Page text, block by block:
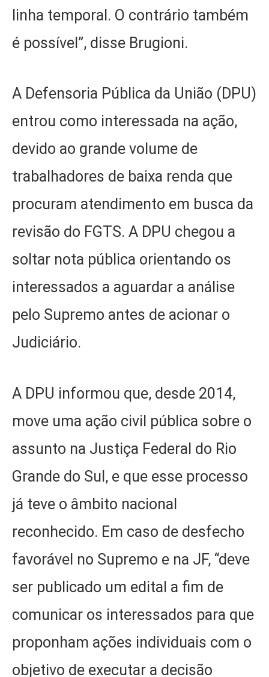
linha temporal. O contrário também
é possível”, disse Brugioni.
A Defensoria Pública da União (DPU)
entrou como interessada na ação,
devido ao grande volume de
trabalhadores de baixa renda que
procuram atendimento em busca da
revisão do FGTS. A DPU chegou a
soltar nota pública orientando os
interessados a aguardar a análise
pelo Supremo antes de acionar o
Judiciário.
A DPU informou que, desde 2014,
move uma ação civil pública sobre o
assunto na Justiça Federal do Rio
Grande do Sul, e que esse processo
já teve o âmbito nacional
reconhecido. Em caso de desfecho
favorável no Supremo e na JF, “deve
ser publicado um edital a fim de
comunicar os interessados para que
proponham ações individuais com o
objetivo de executar a decisão